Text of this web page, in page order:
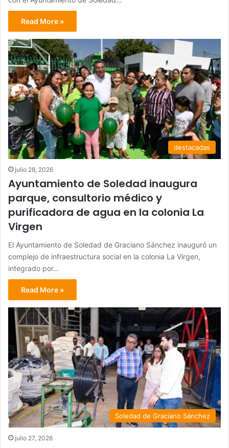
Read More »
destacadas
julio 28, 2026
Ayuntamiento de Soledad inaugura
parque, consultorio médico y
purificadora de agua en la colonia La
Virgen
El Ayuntamiento de Soledad de Graciano Sánchez inauguró un
complejo de infraestructura social en la colonia La Virgen,
integrado por…
Read More »
Soledad de Graciano Sánchez
julio 27, 2026